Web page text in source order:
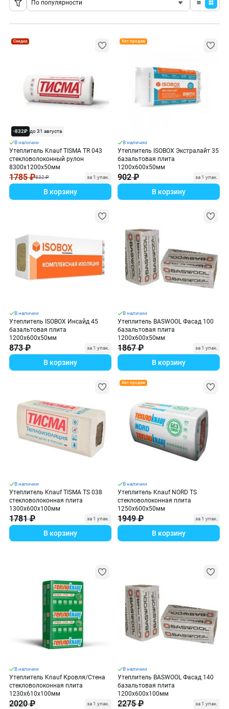
По популярности
Скидка
-832₽ до 31 августа
В наличии
Утеплитель Knauf TISMA TR 043
стекловолоконный рулон
8300х1200х50мм
1785 ₽832 ₽ за 1 упак.
В корзину
Хит продаж
В наличии
Утеплитель ISOBOX Экстралайт 35
базальтовая плита
1200х600х50мм
902 ₽ за 1 упак.
В корзину
В наличии
Утеплитель ISOBOX Инсайд 45
базальтовая плита
1200х600х50мм
873 ₽ за 1 упак.
В корзину
В наличии
Утеплитель BASWOOL Фасад 100
базальтовая плита
1200х600х50мм
1867 ₽ за 1 упак.
В корзину
В наличии
Утеплитель Knauf TISMA TS 038
стекловолоконная плита
1300х600х100мм
1781 ₽ за 1 упак.
В корзину
Хит продаж
В наличии
Утеплитель Knauf NORD TS
стекловолоконная плита
1250х600х50мм
1949 ₽ за 1 упак.
В корзину
В наличии
Утеплитель Knauf Кровля/Стена
стекловолоконная плита
1230х610х100мм
2020 ₽ за 1 упак.
В наличии
Утеплитель BASWOOL Фасад 140
базальтовая плита
1200х600х100мм
2275 ₽ за 1 упак.